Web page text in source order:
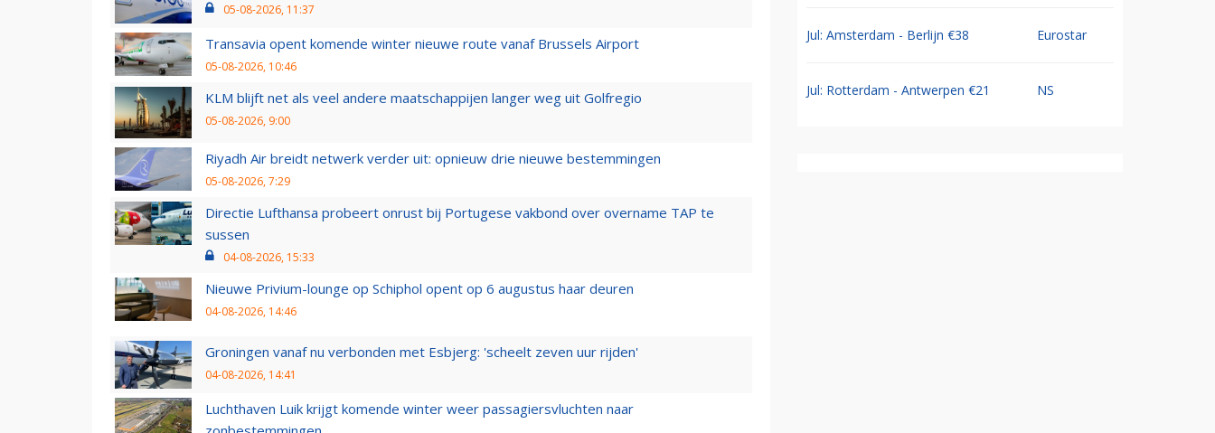
05-08-2026, 11:37
Transavia opent komende winter nieuwe route vanaf Brussels Airport
05-08-2026, 10:46
KLM blijft net als veel andere maatschappijen langer weg uit Golfregio
05-08-2026, 9:00
Riyadh Air breidt netwerk verder uit: opnieuw drie nieuwe bestemmingen
05-08-2026, 7:29
Directie Lufthansa probeert onrust bij Portugese vakbond over overname TAP te
sussen
04-08-2026, 15:33
Nieuwe Privium-lounge op Schiphol opent op 6 augustus haar deuren
04-08-2026, 14:46
Groningen vanaf nu verbonden met Esbjerg: 'scheelt zeven uur rijden'
04-08-2026, 14:41
Luchthaven Luik krijgt komende winter weer passagiersvluchten naar
Jul: Amsterdam - Berlijn €38 Eurostar
Jul: Rotterdam - Antwerpen €21 NS